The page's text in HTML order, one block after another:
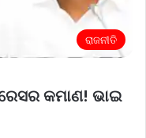
ରାଜନୀତି
କମାଣ! ଭାଇ